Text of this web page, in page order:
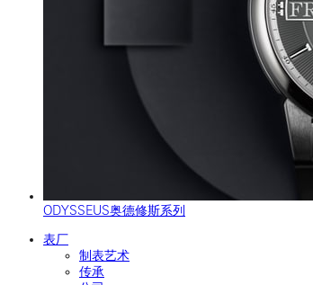
ODYSSEUS奥德修斯系列
表厂
制表艺术
传承